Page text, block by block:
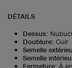
DÉTAILS
Dessus:
Doublure: Cuir
Semelle
Semelle
Fermeture: À